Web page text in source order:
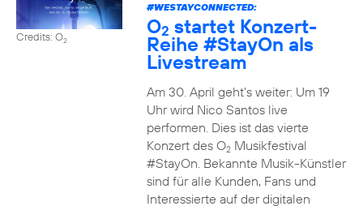
Credits: O2
#WESTAYCONNECTED:
O2 startet Konzert-
Reihe #StayOn als
Livestream
Am 30. April geht’s weiter: Um 19
Uhr wird Nico Santos live
performen. Dies ist das vierte
Konzert des O2Musikfestival
#StayOn. Bekannte Musik-Künstler
sind für alle Kunden, Fans und
Interessierte auf der digitalen